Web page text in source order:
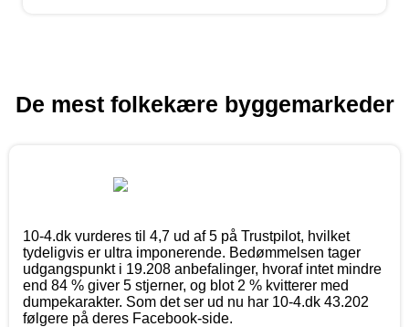
De mest folkekære byggemarkeder
10-4.dk vurderes til 4,7 ud af 5 på Trustpilot, hvilket
tydeligvis er ultra imponerende. Bedømmelsen tager
udgangspunkt i 19.208 anbefalinger, hvoraf intet mindre
end 84 % giver 5 stjerner, og blot 2 % kvitterer med
dumpekarakter. Som det ser ud nu har 10-4.dk 43.202
følgere på deres Facebook-side.